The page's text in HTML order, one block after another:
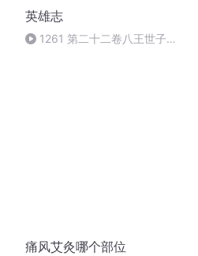
英雄志
1261 第二十二卷八王世子之
痛风艾灸哪个部位